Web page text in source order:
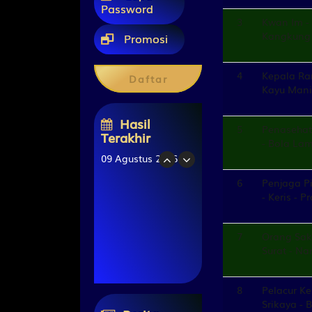
Password
Promosi
Daftar
Hasil
Terakhir
09 Agustus 2026
TAIWAN 4329
3
Kwan Im
4
Kepala
Kayu
5
- Bola
6
Penjaga
- Keris -
7
Orang
Surat -
8
Pelacur
Srikaya -